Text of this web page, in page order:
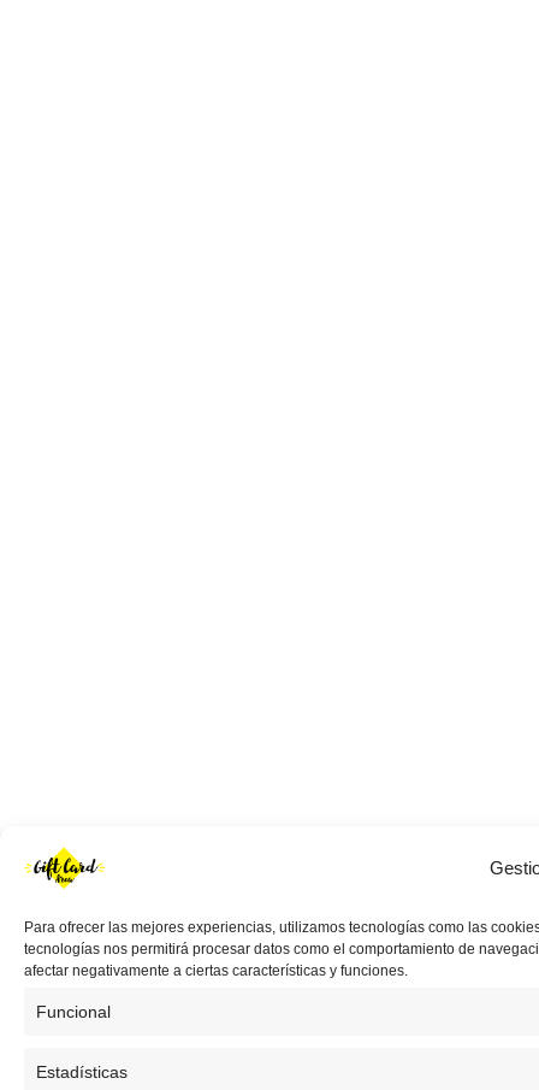
Para ofrecer las mejores experiencias, utilizamos tecnologías como las
tecnologías nos permitirá procesar datos como el comportamiento de
afectar negativamente a ciertas características y funciones.
Funcional
Estadísticas